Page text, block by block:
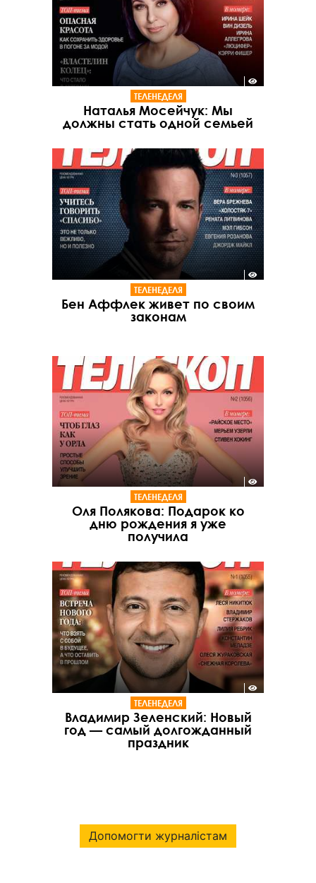
ТЕЛЕНЕДЕЛЯ
Наталья Мосейчук: Мы
должны стать одной семьей
ТЕЛЕНЕДЕЛЯ
Бен Аффлек живет по своим
законам
ТЕЛЕНЕДЕЛЯ
Оля Полякова: Подарок ко
дню рождения я уже
получила
ТЕЛЕНЕДЕЛЯ
Владимир Зеленский: Новый
год — самый долгожданный
праздник
Допомогти журналістам